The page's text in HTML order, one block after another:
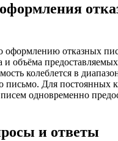
оформлению отказных
и объёма
колеблется в
письмо. Для постоянных
писем одновременно
и ответы